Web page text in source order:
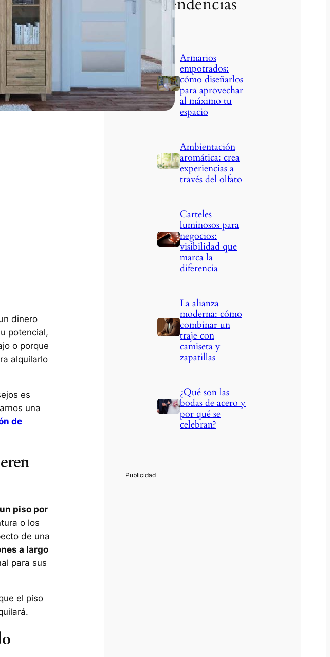
dinero
potencial,
o porque
alquilarlo
es
una
de
piso por
o los
de una
a largo
para sus
el piso
Armarios
empotrados:
cómo diseñarlos
para aprovechar
al máximo tu
espacio
Ambientación
aromática: crea
experiencias a
través del olfato
Carteles
luminosos para
negocios:
visibilidad que
marca la
diferencia
La alianza
moderna: cómo
combinar un
traje con
camiseta y
zapatillas
¿Qué son las
bodas de acero y
por qué se
celebran?